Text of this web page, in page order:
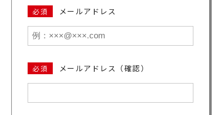
必須 メールアドレス
必須 メールアドレス（確認）